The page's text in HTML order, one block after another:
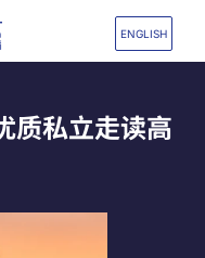
ENGLISH
质私立走读高